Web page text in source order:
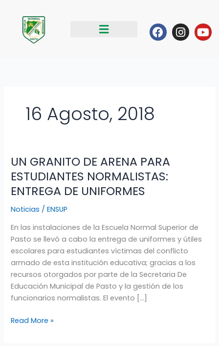
contenido
Facebook
16 Agosto, 2018
UN GRANITO DE ARENA PARA
ESTUDIANTES NORMALISTAS:
ENTREGA DE UNIFORMES
Noticias /ENSUP
En las instalaciones de la Escuela Normal Superior de
Pasto se llevó a cabo la entrega de uniformes y útiles
escolares para estudiantes víctimas del conflicto
armado de esta institución educativa; gracias a los
recursos otorgados por parte de la Secretaria De
Educación Municipal de Pasto y la gestión de los
funcionarios normalistas. El evento […]
UN
GRANITO
DE
ARENA
PARA
NORMALISTAS:
ENTREGA
DE
UNIFORMES
Read More »